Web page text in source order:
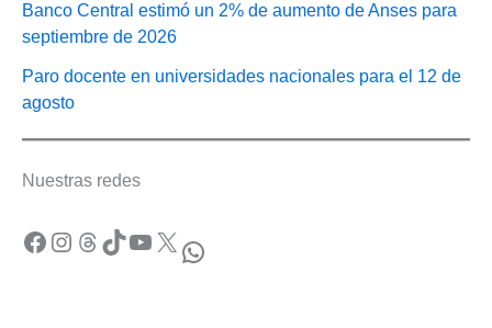
Banco Central estimó un 2% de aumento de Anses para
septiembre de 2026
Paro docente en universidades nacionales para el 12 de
agosto
Nuestras redes
Facebook Instagram Threads TikTok YouTube X WhatsApp